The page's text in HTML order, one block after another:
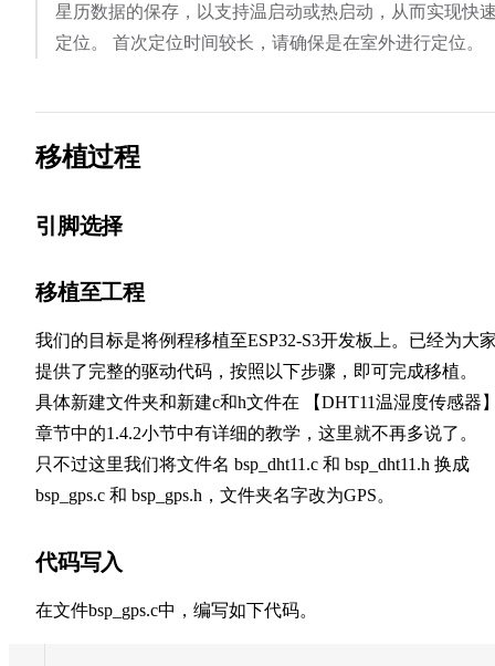
星历数据的保存，以支持温启动或热启动，从而实现快
定位。 首次定位时间较长，请确保是在室外进行定位。
移植过程
引脚选择
移植至工程
我们的目标是将例程移植至ESP32-S3开发板上。已经为大
提供了完整的驱动代码，按照以下步骤，即可完成移植。
具体新建文件夹和新建c和h文件在 【DHT11温湿度传感器
章节中的1.4.2小节中有详细的教学，这里就不再多说了。
只不过这里我们将文件名 bsp_dht11.c 和 bsp_dht11.h 换成
bsp_gps.c 和 bsp_gps.h，文件夹名字改为GPS。
代码写入
在文件bsp_gps.c中，编写如下代码。